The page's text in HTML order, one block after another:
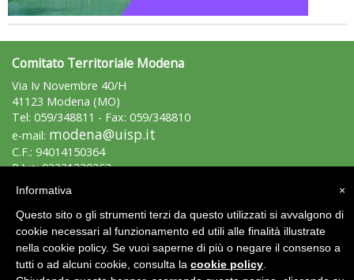
Comitato Territoriale Modena
Via Iv Novembre 40/H
41123 Modena (MO)
Tel: 059/348811 - Fax: 059/348810
e-mail: modena@uisp.it
C.F.: 94014150364
P.Iva: 02231330362
Area Riservata 2.0
×
Informativa
Questo sito o gli strumenti terzi da questo utilizzati si avvalgono di
cookie necessari al funzionamento ed utili alle finalità illustrate
nella cookie policy. Se vuoi saperne di più o negare il consenso a
tutti o ad alcuni cookie, consulta la cookie policy